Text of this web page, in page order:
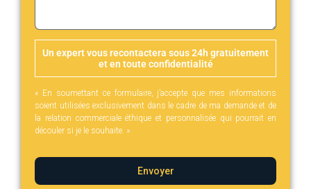
Un expert vous recontactera sous 24h gratuitement
et en toute confidentialité
« En soumettant ce formulaire, j’accepte que mes informations
soient utilisées exclusivement dans le cadre de ma demande et de
la relation commerciale éthique et personnalisée qui pourrait en
découler si je le souhaite. »
Envoyer